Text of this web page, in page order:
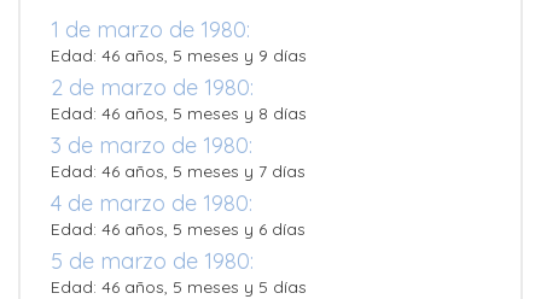
1 de marzo de 1980:
Edad: 46 años, 5 meses y 9 días
2 de marzo de 1980:
Edad: 46 años, 5 meses y 8 días
3 de marzo de 1980:
Edad: 46 años, 5 meses y 7 días
4 de marzo de 1980:
Edad: 46 años, 5 meses y 6 días
5 de marzo de 1980:
Edad: 46 años, 5 meses y 5 días